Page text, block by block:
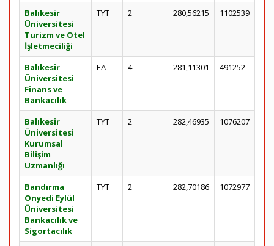
Balıkesir
Üniversitesi
Turizm ve Otel
İşletmeciliği
TYT 2 280,56215 1102539
Balıkesir
Üniversitesi
Finans ve
Bankacılık
EA 4 281,11301 491252
Balıkesir
Üniversitesi
Kurumsal
Bilişim
Uzmanlığı
TYT 2 282,46935 1076207
Bandırma
Onyedi Eylül
Üniversitesi
Bankacılık ve
Sigortacılık
TYT 2 282,70186 1072977